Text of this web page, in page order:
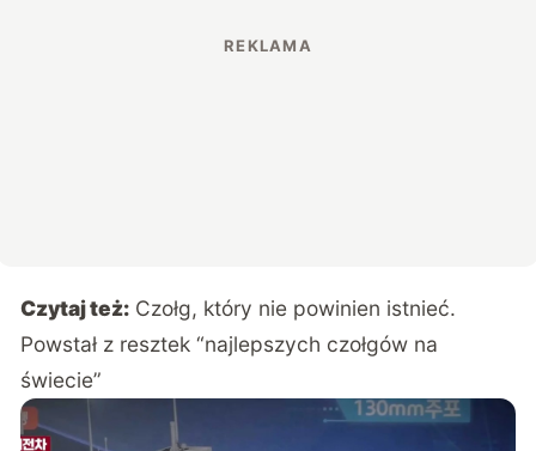
Czytaj też: Czołg, który nie powinien istnieć.
Powstał z resztek “najlepszych czołgów na
świecie”